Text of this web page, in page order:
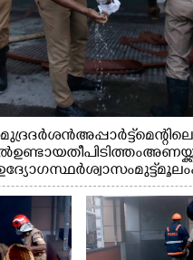
ദർശൻ അപ്പാർട്ട്മെന്റിലെ
ഉണ്ടായ തീപിടിത്തം
ശ്വാസം മുട്ട്
കഴുകുന്നു